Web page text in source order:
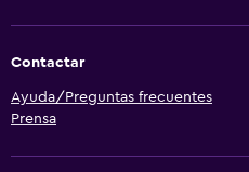
Contactar
Ayuda/Preguntas frecuentes
Prensa